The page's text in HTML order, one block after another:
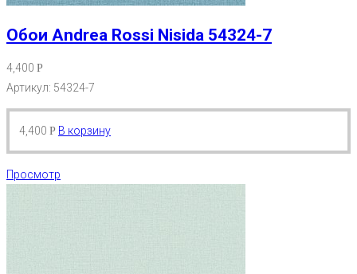
Обои Andrea Rossi Nisida 54324-7
4,400 Р
Артикул: 54324-7
4,400 Р В корзину
Просмотр